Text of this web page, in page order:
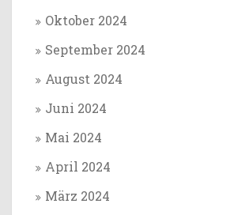
Oktober 2024
September 2024
August 2024
Juni 2024
Mai 2024
April 2024
März 2024